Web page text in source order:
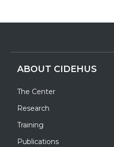
ABOUT CIDEHUS
The Center
Research
Training
Publications